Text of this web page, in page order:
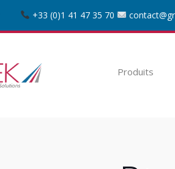
+33 (0)1 41 47 35 70
Produits